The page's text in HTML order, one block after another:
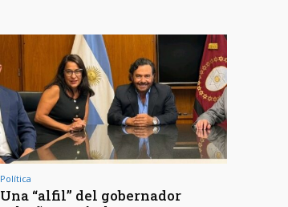
Política
Una “alfil” del gobernador